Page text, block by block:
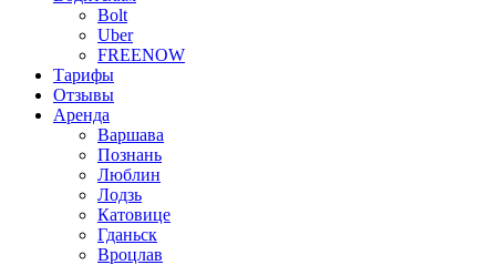
Bolt
Uber
FREENOW
Тарифы
Отзывы
Аренда
Варшава
Познань
Люблин
Лодзь
Катовице
Гданьск
Вроцлав